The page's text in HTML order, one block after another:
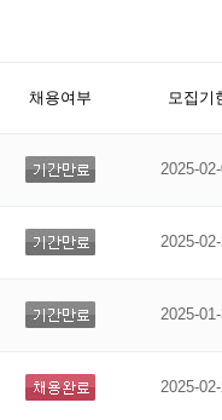
채용여부 모집기
2025-
2025-
2025-
2025-